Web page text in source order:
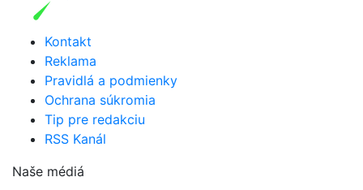
Kontakt
Reklama
Pravidlá a podmienky
Ochrana súkromia
Tip pre redakciu
RSS Kanál
Naše médiá